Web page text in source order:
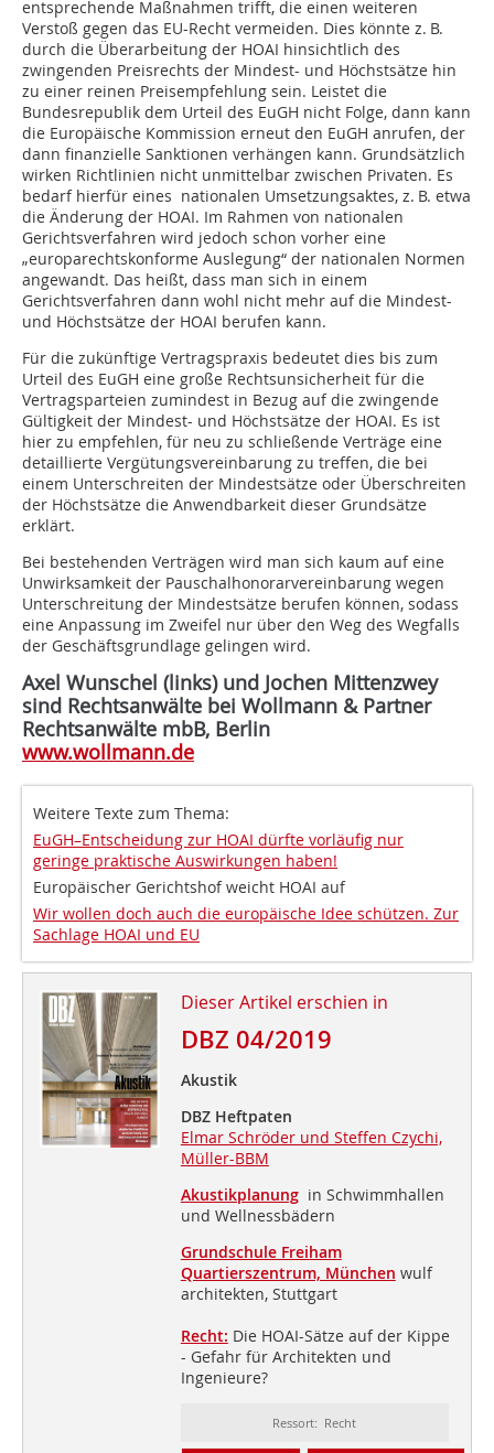
entsprechende Maßnahmen trifft, die einen weiteren
Verstoß gegen das EU-Recht vermeiden. Dies könnte z. B.
durch die Überarbeitung der HOAI hinsichtlich des
zwingenden Preisrechts der Mindest- und Höchstsätze hin
zu einer reinen Preisempfehlung sein. Leistet die
Bundesrepublik dem Urteil des EuGH nicht Folge, dann kann
die Europäische Kommission erneut den EuGH anrufen, der
dann finanzielle Sanktionen verhängen kann. Grundsätzlich
wirken Richtlinien nicht unmittelbar zwischen Privaten. Es
bedarf hierfür eines nationalen Umsetzungsaktes, z. B. etwa
die Änderung der HOAI. Im Rahmen von nationalen
Gerichtsverfahren wird jedoch schon vorher eine
„europarechtskonforme Auslegung“ der nationalen Normen
angewandt. Das heißt, dass man sich in einem
Gerichtsverfahren dann wohl nicht mehr auf die Mindest-
und Höchstsätze der HOAI berufen kann.
Für die zukünftige Vertragspraxis bedeutet dies bis zum
Urteil des EuGH eine große Rechtsunsicherheit für die
Vertragsparteien zumindest in Bezug auf die zwingende
Gültigkeit der Mindest- und Höchstsätze der HOAI. Es ist
hier zu empfehlen, für neu zu schließende Verträge eine
detaillierte Vergütungsvereinbarung zu treffen, die bei
einem Unterschreiten der Mindestsätze oder Überschreiten
der Höchstsätze die Anwendbarkeit dieser Grundsätze
erklärt.
Bei bestehenden Verträgen wird man sich kaum auf eine
Unwirksamkeit der Pauschalhonorarvereinbarung wegen
Unterschreitung der Mindestsätze berufen können, sodass
eine Anpassung im Zweifel nur über den Weg des Wegfalls
der Geschäftsgrundlage gelingen wird.
Axel Wunschel (links) und Jochen Mittenzwey
sind Rechtsanwälte bei Wollmann & Partner
Rechtsanwälte mbB, Berlin
www.wollmann.de
Weitere Texte zum Thema:
EuGH–Entscheidung zur HOAI dürfte vorläufig nur
geringe praktische Auswirkungen haben!
Europäischer Gerichtshof weicht HOAI auf
Wir wollen doch auch die europäische Idee schützen. Zur
Sachlage HOAI und EU
Dieser Artikel erschien in
DBZ 04/2019
Akustik
DBZ Heftpaten
Elmar Schröder und Steffen Czychi,
Müller-BBM
Akustikplanung in Schwimmhallen
und Wellnessbädern
Grundschule Freiham
Quartierszentrum, München wulf
architekten, Stuttgart
Recht: Die HOAI-Sätze auf der Kippe
- Gefahr für Architekten und
Ingenieure?
Ressort: Recht